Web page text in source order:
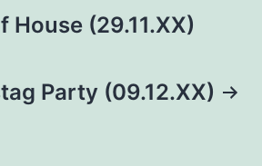
House (29.11.XX)
Party (09.12.XX)